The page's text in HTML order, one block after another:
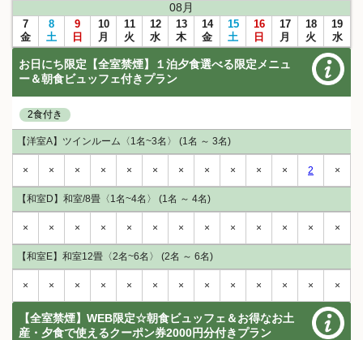
08 月
7
金
8
土
9
日
10
月
11
火
12
水
13
木
14
金
15
土
16
日
17
月
18
火
19
水
お日にち限定【全室禁煙】１泊夕食選べる限定メニュ
ー＆朝食ビュッフェ付きプラン
2食付き
【洋室A】ツインルーム〈1名~3名〉 (1名 ～ 3名)
× × × × × × × × × × × 2 ×
【和室D】和室/8畳〈1名~4名〉 (1名 ～ 4名)
× × × × × × × × × × × × ×
【和室E】和室12畳〈2名~6名〉 (2名 ～ 6名)
× × × × × × × × × × × × ×
【全室禁煙】WEB限定☆朝食ビュッフェ＆お得なお土
産・夕食で使えるクーポン券2000円分付きプラン